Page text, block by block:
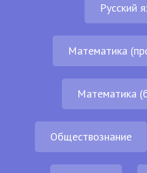
Русский
Математика
Математика
Обществознание